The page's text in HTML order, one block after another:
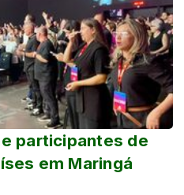
participantes de
em Maringá